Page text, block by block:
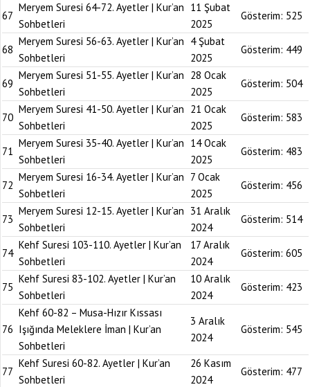
67
Meryem Suresi 64-72. Ayetler | Kur’an
Sohbetleri
11 Şubat
2025
Gösterim: 525
68
Meryem Suresi 56-63. Ayetler | Kur’an
Sohbetleri
4 Şubat
2025
Gösterim: 449
69
Meryem Suresi 51-55. Ayetler | Kur’an
Sohbetleri
28 Ocak
2025
Gösterim: 504
70
Meryem Suresi 41-50. Ayetler | Kur’an
Sohbetleri
21 Ocak
2025
Gösterim: 583
71
Meryem Suresi 35-40. Ayetler | Kur’an
Sohbetleri
14 Ocak
2025
Gösterim: 483
72
Meryem Suresi 16-34. Ayetler | Kur’an
Sohbetleri
7 Ocak
2025
Gösterim: 456
73
Meryem Suresi 12-15. Ayetler | Kur’an
Sohbetleri
31 Aralık
2024
Gösterim: 514
74
Kehf Suresi 103-110. Ayetler | Kur’an
Sohbetleri
17 Aralık
2024
Gösterim: 605
75
Kehf Suresi 83-102. Ayetler | Kur’an
Sohbetleri
10 Aralık
2024
Gösterim: 423
76
Kehf 60-82 – Musa-Hızır Kıssası
Işığında Meleklere İman | Kur’an
Sohbetleri
3 Aralık
2024
Gösterim: 545
77
Kehf Suresi 60-82. Ayetler | Kur’an
Sohbetleri
26 Kasım
2024
Gösterim: 477